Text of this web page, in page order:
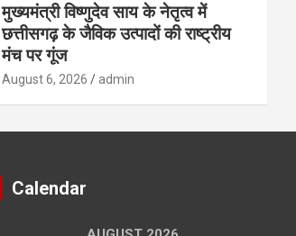
मुख्यमंत्री विष्णुदेव साय के नेतृत्व में
छत्तीसगढ़ के जैविक उत्पादों की राष्ट्रीय
मंच पर गूंज
August 6, 2026 admin
Calendar